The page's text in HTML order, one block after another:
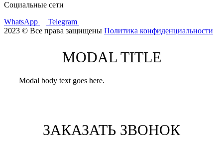
Социальные сети
WhatsApp
Telegram
2023 © Все права защищены Политика конфиденциальности
MODAL TITLE
Modal body text goes here.
ЗАКАЗАТЬ ЗВОНОК